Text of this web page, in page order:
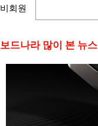
비회원
보드나라 많이 본 뉴스